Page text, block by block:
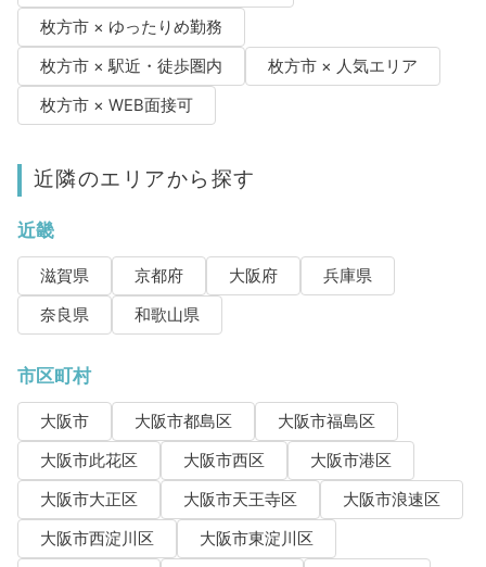
枚方市 × ゆったりめ勤務
枚方市 × 駅近・徒歩圏内
枚方市 × 人気エリア
枚方市 × WEB面接可
近隣のエリアから探す
近畿
滋賀県 京都府 大阪府
兵庫県
奈良県
和歌山県
市区町村
大阪市 大阪市都島区
大阪市福島区
大阪市此花区
大阪市西区
大阪市港区
大阪市大正区
大阪市天王寺区
大阪市浪速区
大阪市西淀川区
大阪市東淀川区